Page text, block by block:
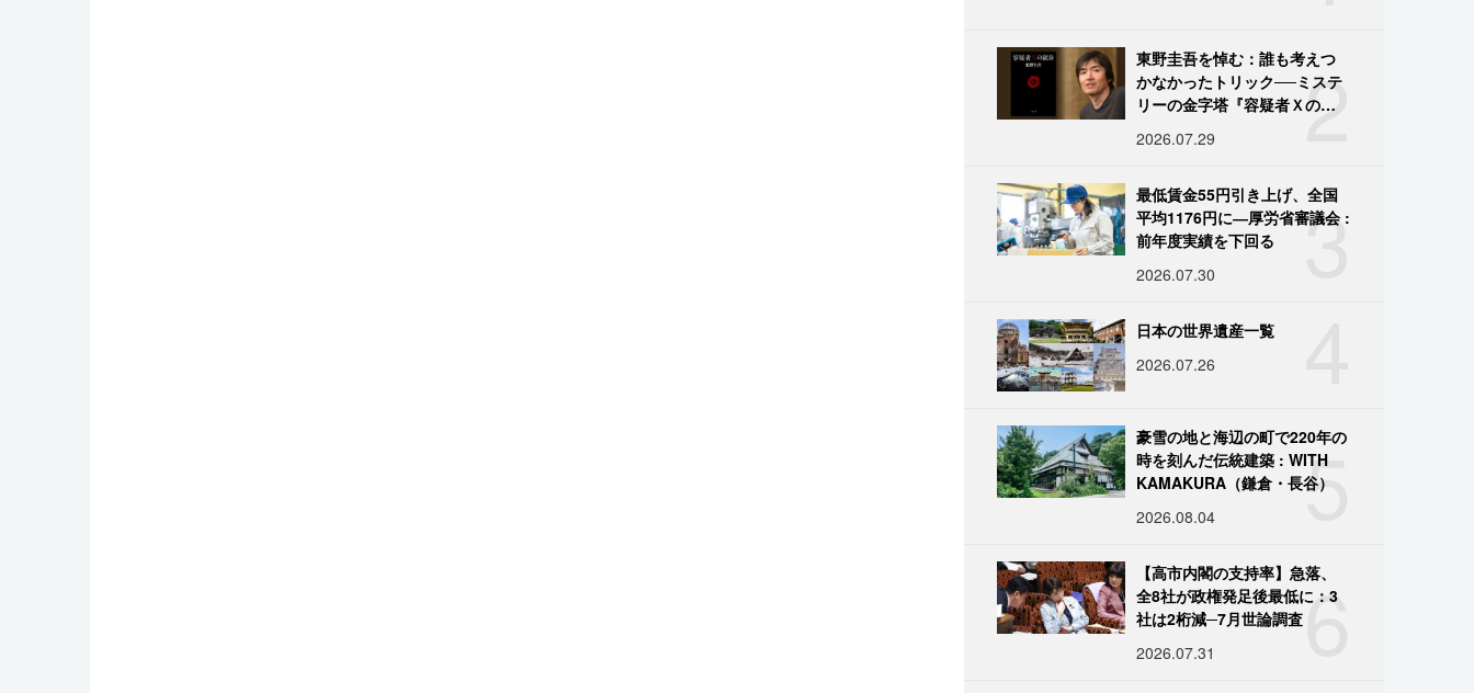
2
東野圭吾を悼む：誰も考えつ
かなかったトリック──ミステ
リーの金字塔『容疑者Ｘの献
2026.07.29
3
最低賃金55円引き上げ、全国
平均1176円に―厚労省審議会 :
前年度実績を下回る
2026.07.30
日本の世界遺産一覧
2026.07.26
5
豪雪の地と海辺の町で220年の
時を刻んだ伝統建築 : WITH
KAMAKURA（鎌倉・長谷）
2026.08.04
6
【高市内閣の支持率】急落、
全8社が政権発足後最低に：3
社は2桁減─7月世論調査
2026.07.31